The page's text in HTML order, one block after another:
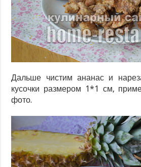
Дальше чистим ананас и
кусочки размером 1*1 см,
фото.